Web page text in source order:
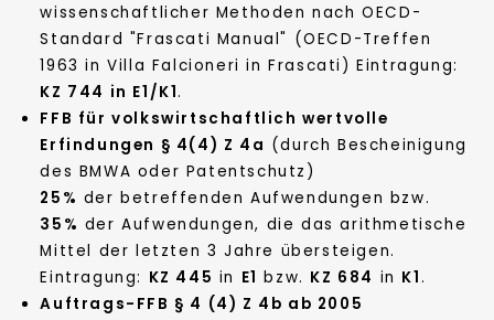
wissenschaftlicher Methoden nach OECD-
Standard "Frascati Manual" (OECD-Treffen
1963 in Villa Falcioneri in Frascati) Eintragung:
KZ 744 in E1/K1.
FFB für volkswirtschaftlich wertvolle
Erfindungen § 4(4) Z 4a (durch Bescheinigung
des BMWA oder Patentschutz)
25% der betreffenden Aufwendungen bzw.
35% der Aufwendungen, die das arithmetische
Mittel der letzten 3 Jahre übersteigen.
Eintragung: KZ 445 in E1 bzw. KZ 684 in K1.
Auftrags-FFB § 4 (4) Z 4b ab 2005